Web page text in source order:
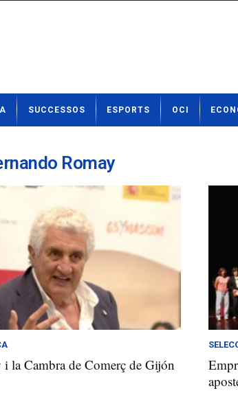
SUCCESSOS ESPORTS OCI
Romay
la Cambra de Comerç de Gijón